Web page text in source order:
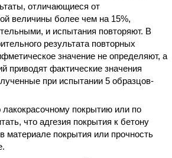
отличающиеся от
величины более чем на 15%,
и испытания повторяют. В
результата повторных
значение не определяют, а
приводят фактические значения
при испытании 5 образцов-
покрытию или по
что адгезия покрытия к бетону
материале покрытия или прочность